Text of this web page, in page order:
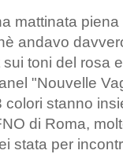
mattinata
andavo
toni del rosa
"Nouvelle
colori stanno
di Roma,
stata per